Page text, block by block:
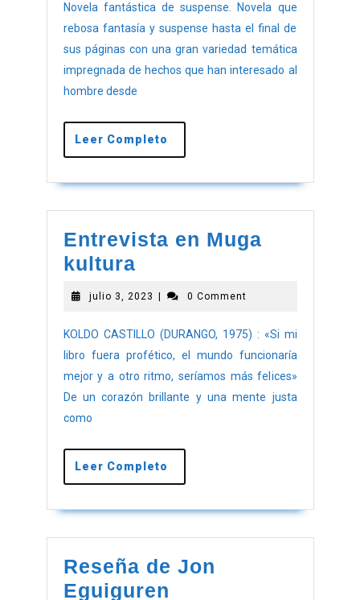
Novela fantástica de suspense. Novela que
rebosa fantasía y suspense hasta el final de
sus páginas con una gran variedad temática
impregnada de hechos que han interesado al
hombre desde
Leer Completo
Entrevista en Muga
kultura
julio 3, 2023 0 Comment
KOLDO CASTILLO (DURANGO, 1975) : «Si mi
libro fuera profético, el mundo funcionaría
mejor y a otro ritmo, seríamos más felices»
De un corazón brillante y una mente justa
como
Leer Completo
Reseña de Jon
Eguiguren